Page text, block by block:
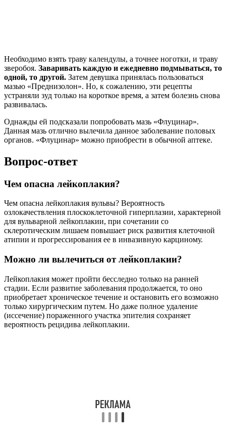
Необходимо взять траву календулы, а точнее ноготки, и траву
зверобоя. Заваривать каждую и ежедневно подмываться, то
одной, то другой. Затем девушка принялась пользоваться
мазью «Преднизолон». Но, к сожалению, эти рецепты
устраняли зуд только на короткое время, а затем болезнь снова
развивалась.
Однажды ей подсказали попробовать мазь «Флуцинар».
Данная мазь отлично вылечила данное заболевание половых
органов. «Флуцинар» можно приобрести в обычной аптеке.
Вопрос-ответ
Чем опасна лейкоплакия?
Чем опасна лейкоплакия вульвы? Вероятность
озлокачествления плоскоклеточной гиперплазии, характерной
для вульварной лейкоплакии, при сочетании со
склеротическим лишаем повышает риск развития клеточной
атипии и прогрессирования ее в инвазивную карциному.
Можно ли вылечиться от лейкоплакии?
Лейкоплакия может пройти бесследно только на ранней
стадии. Если развитие заболевания продолжается, то оно
приобретает хроническое течение и остановить его возможно
только хирургическим путем. Но даже полное удаление
(иссечение) пораженного участка эпителия сохраняет
вероятность рецидива лейкоплакии.